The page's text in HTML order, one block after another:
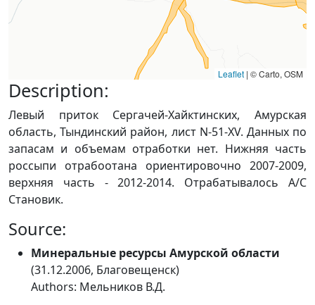
Leaflet | © Carto, OSM
Description:
Левый приток Сергачей-Хайктинских, Амурская
область, Тындинский район, лист N-51-XV. Данных по
запасам и объемам отработки нет. Нижняя часть
россыпи отрабоотана ориентировочно 2007-2009,
верхняя часть - 2012-2014. Отрабатывалось А/С
Становик.
Source:
Минеральные ресурсы Амурской области
(31.12.2006, Благовещенск)
Authors: Мельников В.Д.